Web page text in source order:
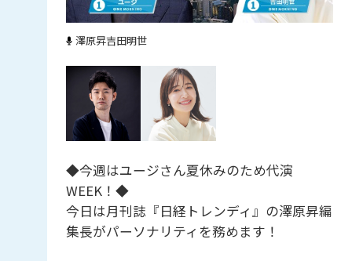
澤原昇吉田明世
◆今週はユージさん夏休みのため代演
WEEK！◆
今日は月刊誌『日経トレンディ』の澤原昇編
集長がパーソナリティを務めます！